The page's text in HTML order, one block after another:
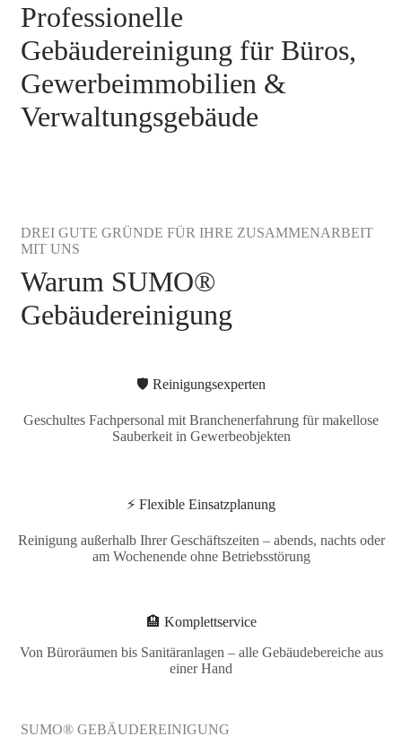
Professionelle
Gebäudereinigung für Büros,
Gewerbeimmobilien &
Verwaltungsgebäude
DREI GUTE GRÜNDE FÜR IHRE ZUSAMMENARBEIT
MIT UNS
Warum SUMO®
Gebäudereinigung
🛡️ Reinigungsexperten
Geschultes Fachpersonal mit Branchenerfahrung für makellose
Sauberkeit in Gewerbeobjekten
⚡ Flexible Einsatzplanung
Reinigung außerhalb Ihrer Geschäftszeiten – abends, nachts oder
am Wochenende ohne Betriebsstörung
🏨 Komplettservice
Von Büroräumen bis Sanitäranlagen – alle Gebäudebereiche aus
einer Hand
SUMO® GEBÄUDEREINIGUNG